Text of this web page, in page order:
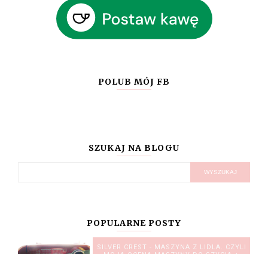
POLUB MÓJ FB
SZUKAJ NA BLOGU
POPULARNE POSTY
SILVER CREST - MASZYNA Z LIDLA. CZYLI